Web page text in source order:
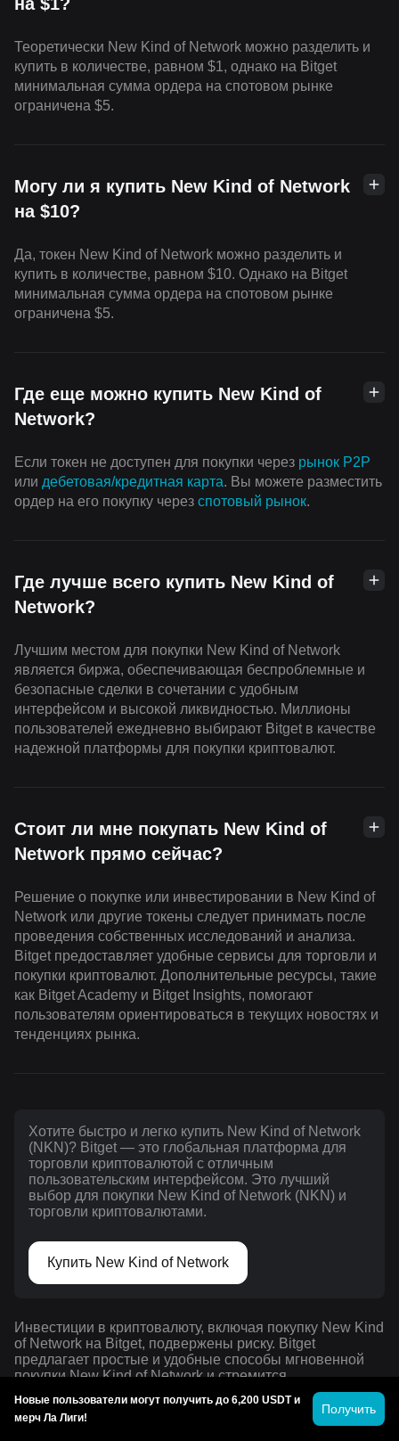
Теоретически New Kind of Network можно разделить и
купить в количестве, равном $1, однако на Bitget
минимальная сумма ордера на спотовом рынке
ограничена $5.
Могу ли я купить New Kind of Network
на $10?
Да, токен New Kind of Network можно разделить и
купить в количестве, равном $10. Однако на Bitget
минимальная сумма ордера на спотовом рынке
ограничена $5.
Где еще можно купить New Kind of
Network?
Если токен не доступен для покупки через рынок P2P
или дебетовая/кредитная карта. Вы можете разместить
ордер на его покупку через cпотовый рынок.
Где лучше всего купить New Kind of
Network?
Лучшим местом для покупки New Kind of Network
является биржа, обеспечивающая беспроблемные и
безопасные сделки в сочетании с удобным
интерфейсом и высокой ликвидностью. Миллионы
пользователей ежедневно выбирают Bitget в качестве
надежной платформы для покупки криптовалют.
Стоит ли мне покупать New Kind of
Network прямо сейчас?
Решение о покупке или инвестировании в New Kind of
Network или другие токены следует принимать после
проведения собственных исследований и анализа.
Bitget предоставляет удобные сервисы для торговли и
покупки криптовалют. Дополнительные ресурсы, такие
как Bitget Academy и Bitget Insights, помогают
пользователям ориентироваться в текущих новостях и
тенденциях рынка.
Хотите быстро и легко купить New Kind of Network
(NKN)? Bitget — это глобальная платформа для
торговли криптовалютой с отличным
пользовательским интерфейсом. Это лучший
выбор для покупки New Kind of Network (NKN) и
торговли криптовалютами.
Купить New Kind of Network
Инвестиции в криптовалюту, включая покупку New Kind
of Network на Bitget, подвержены риску. Bitget
предлагает простые и удобные способы мгновенной
покупки New Kind of Network и стремится
предоставлять прозрачную информацию о всех
криптовалютах, доступных на платформе. Однако мы
не несем ответственности за любые последствия,
Новые пользователи могут получить до 6,200 USDT и
мерч Ла Лиги!
Получить